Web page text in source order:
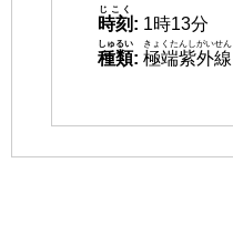
時刻
じこく
: 1時13分
種類
しゅるい
: 極端紫外線
きょくたんしがいせん